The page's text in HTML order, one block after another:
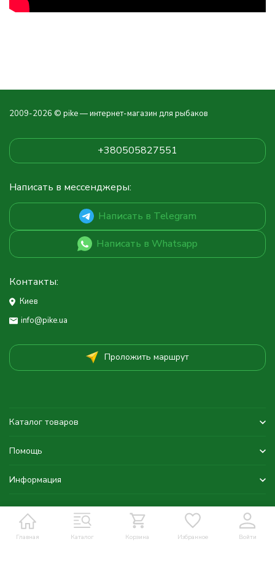
Главная Каталог Корзина Избранное Войти
2009-2026 © pike — интернет-магазин для рыбаков
+380505827551
Написать в мессенджеры:
Написать в Telegram
Написать в Whatsapp
Контакты:
Киев
info@pike.ua
Проложить маршрут
Каталог товаров
Помощь
Информация